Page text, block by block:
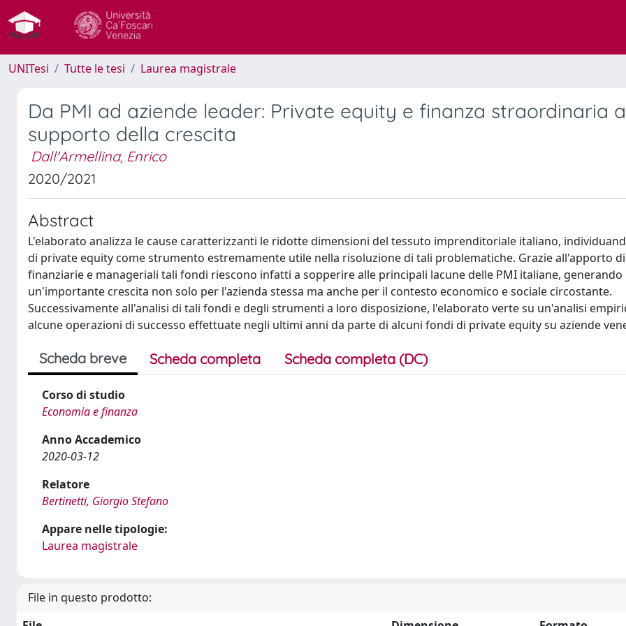
UNITesi Tutte le tesi Laurea magistrale
Da PMI ad aziende leader: Private equity e finanza straordinaria a
supporto della crescita
Dall'Armellina, Enrico
2020/2021
Abstract
L'elaborato analizza le cause caratterizzanti le ridotte dimensioni del tessuto imprenditoriale italiano,
di private equity come strumento estremamente utile nella risoluzione di tali problematiche. Grazie all'apporto
finanziarie e manageriali tali fondi riescono infatti a sopperire alle principali lacune delle PMI italiane, generando
un'importante crescita non solo per l'azienda stessa ma anche per il contesto economico e sociale circostante.
Successivamente all'analisi di tali fondi e degli strumenti a loro disposizione, l'elaborato verte su un'analisi
alcune operazioni di successo effettuate negli ultimi anni da parte di alcuni fondi di private equity su aziende
Scheda breve Scheda completa Scheda completa (DC)
Corso di studio
Economia e finanza
Anno Accademico
2020-03-12
Relatore
Bertinetti, Giorgio Stefano
Appare nelle tipologie:
Laurea magistrale
File in questo prodotto: